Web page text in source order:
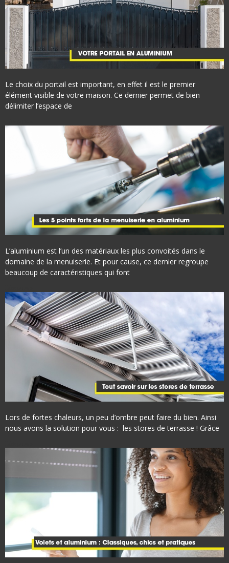
Le choix du portail est important, en effet il est le premier
élément visible de votre maison. Ce dernier permet de bien
délimiter l’espace de
L’aluminium est l’un des matériaux les plus convoités dans le
domaine de la menuiserie. Et pour cause, ce dernier regroupe
beaucoup de caractéristiques qui font
Lors de fortes chaleurs, un peu d’ombre peut faire du bien. Ainsi
nous avons la solution pour vous : les stores de terrasse ! Grâce